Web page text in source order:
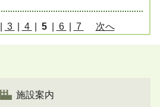
3 4 5| 6 7 次へ
施設案内